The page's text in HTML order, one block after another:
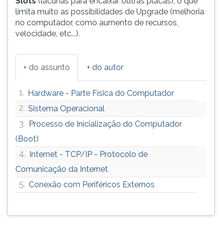
limita muito as possibilidades de Upgrade (melhoria
no computador, como aumento de recursos,
velocidade, etc...).
+ do assunto + do autor
1. Hardware - Parte Física do Computador
2. Sistema Operacional
3. Processo de Inicialização do Computador
(Boot)
4. Internet - TCP/IP - Protocolo de
Comunicação da Internet
5. Conexão com Periféricos Externos